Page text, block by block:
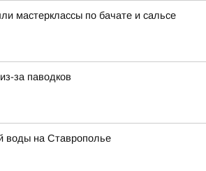
мастерклассы по бачате и сальсе
за паводков
воды на Ставрополье